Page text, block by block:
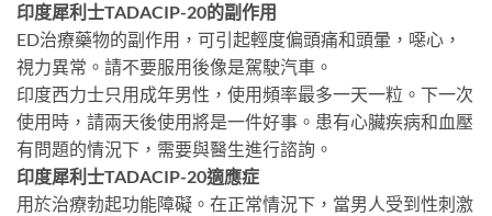
印度犀利士TADACIP-20的副作用
ED治療藥物的副作用，可引起輕度偏頭痛和頭暈，噁心，
視力異常。請不要服用後像是駕駛汽車。
印度西力士只用成年男性，使用頻率最多一天一粒。下一次
使用時，請兩天後使用將是一件好事。患有心臟疾病和血壓
有問題的情況下，需要與醫生進行諮詢。
印度犀利士TADACIP-20適應症
用於治療勃起功能障礙。在正常情況下，當男人受到性刺激